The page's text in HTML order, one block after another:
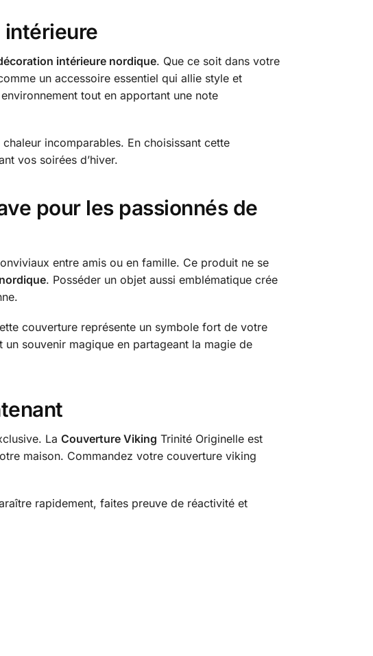
intérieure
intérieure nordique. Que ce soit dans votre
un accessoire essentiel qui allie style et
tout en apportant une note
incomparables. En choisissant cette
vos soirées d’hiver.
pour les passionnés de
entre amis ou en famille. Ce produit ne se
. Posséder un objet aussi emblématique crée
couverture représente un symbole fort de votre
souvenir magique en partageant la magie de
La Couverture Viking Trinité Originelle est
maison. Commandez votre couverture viking
rapidement, faites preuve de réactivité et